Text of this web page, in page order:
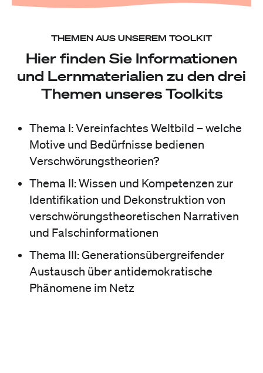
THEMEN AUS UNSEREM TOOLKIT
Hier finden Sie Informationen
und Lernmaterialien zu den drei
Themen unseres Toolkits
Thema I: Vereinfachtes Weltbild – welche
Motive und Bedürfnisse bedienen
Verschwörungstheorien?
Thema II: Wissen und Kompetenzen zur
Identifikation und Dekonstruktion von
verschwörungstheoretischen Narrativen
und Falschinformationen
Thema III: Generationsübergreifender
Austausch über antidemokratische
Phänomene im Netz